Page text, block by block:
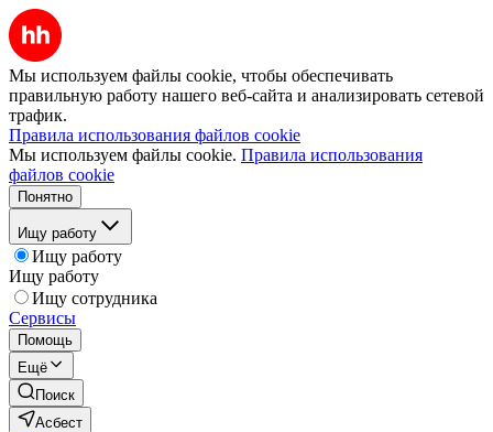
Мы используем файлы cookie, чтобы обеспечивать
правильную работу нашего веб-сайта и анализировать сетевой
трафик.
Правила использования файлов cookie
Мы используем файлы cookie. Правила использования
файлов cookie
Понятно
Ищу работу
Ищу работу
Ищу работу
Ищу сотрудника
Сервисы
Помощь
Ещё
Поиск
Асбест